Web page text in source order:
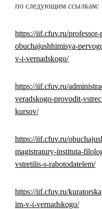
по следующим ссылкам:
https://iif.cfuv.ru/
obuchajushhimisya-
v-i-vernadskogo/
https://iif.cfuv.ru/
veradskogo-provodit-
kursov/
https://iif.cfuv.ru/
magistratury-instituta-
vstretilis-s-rabotodatelem/
https://iif.cfuv.ru/
im-v-i-vernadskogo/